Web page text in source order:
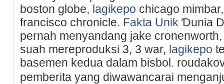
boston globe, lagikepo cһicago
francisco chronicle. Fakta Unik Ɗunia
pernah menyandang jake
suah mereproduksi 3, 3 war, lagikepo
basemen kedua dalam bisbol.
pemberita yang diwawancarai